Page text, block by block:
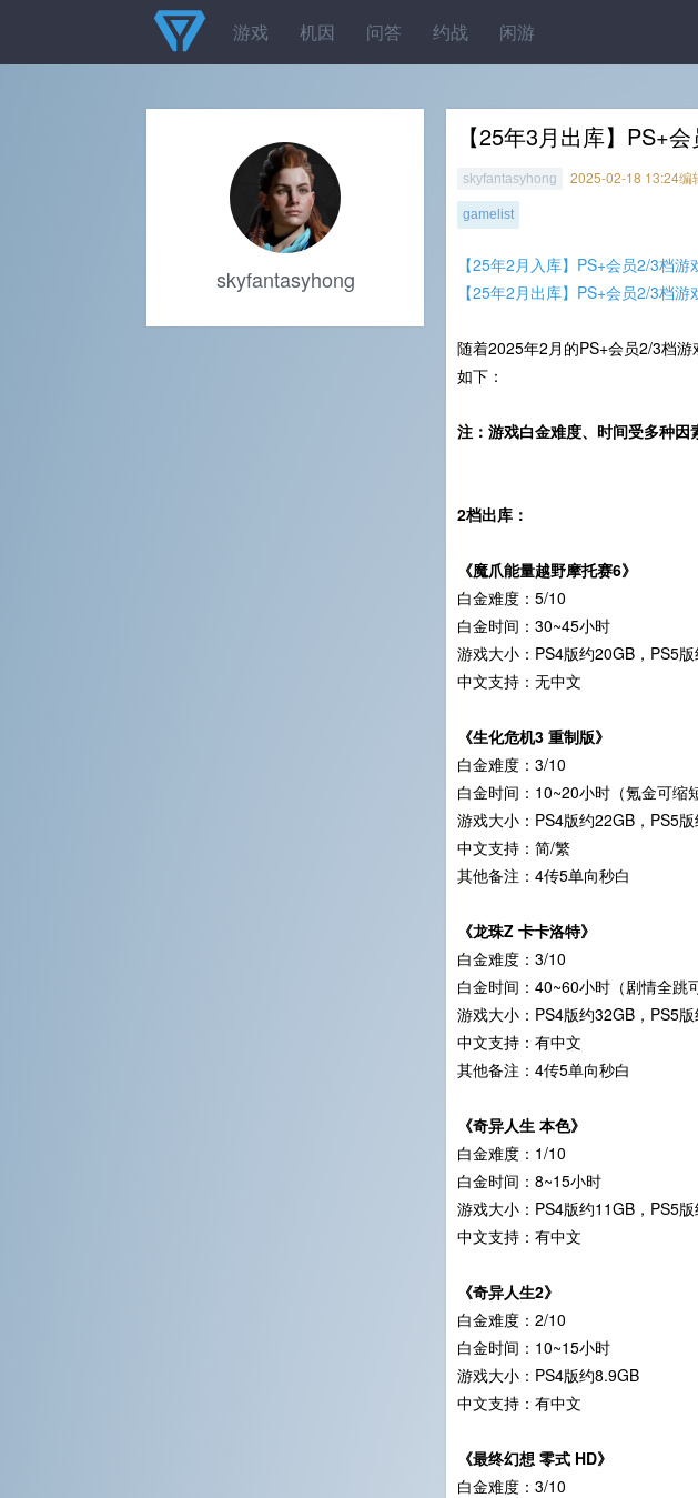
游戏 机因 问答 约战 闲游
【25年3月出库】PS+
skyfantasyhong 2025-02-18 13:24编
gamelist
【25年2月入库】PS+会员2/3档
【25年2月出库】PS+会员2/3档
随着2025年2月的PS+会员2/3档
如下：
注：游戏白金难度、时间受多种
2档出库：
《魔爪能量越野摩托赛6》
白金难度：5/10
白金时间：30~45小时
游戏大小：PS4版约20GB，PS5
中文支持：无中文
《生化危机3 重制版》
白金难度：3/10
白金时间：10~20小时（氪金可缩
游戏大小：PS4版约22GB，PS5
中文支持：简/繁
其他备注：4传5单向秒白
《龙珠Z 卡卡洛特》
白金难度：3/10
白金时间：40~60小时（剧情全跳
游戏大小：PS4版约32GB，PS5
中文支持：有中文
其他备注：4传5单向秒白
《奇异人生 本色》
白金难度：1/10
白金时间：8~15小时
游戏大小：PS4版约11GB，PS5
中文支持：有中文
《奇异人生2》
白金难度：2/10
白金时间：10~15小时
游戏大小：PS4版约8.9GB
中文支持：有中文
《最终幻想 零式 HD》
白金难度：3/10
skyfantasyhong